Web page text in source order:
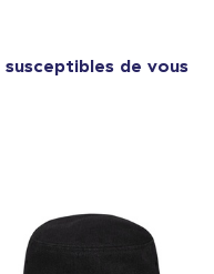
susceptibles de vous